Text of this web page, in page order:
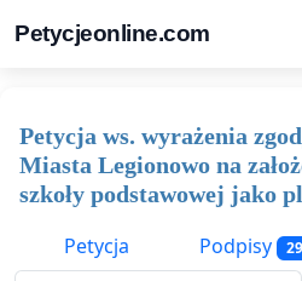
Petycjeonline.com
Petycja ws. wyrażenia
Miasta Legionowo na
szkoły podstawowej jako
Petycja
Podpisy